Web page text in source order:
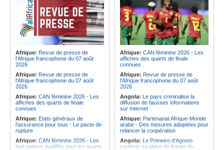
Afrique: Revue de presse de
l'Afrique francophone du 07 août
2026
Afrique: Revue de presse de
l'Afrique francophone du 07 août
2026
Afrique: CAN féminine 2026 - Les
affiches des quarts de finale
connues
Afrique: Etats généraux de
l'assurance pour tous - Le pacte de
rupture
Afrique: CAN féminine 2026 - Les
huit nations qualifiés pour les quarts
Afrique: CAN féminine 2026 - Les
affiches des quarts de finale
connues
Afrique: Revue de presse de
l'Afrique francophone du 07 août
2026
Angola: Le pays criminalise la
diffusion de fausses informations
sur Internet
Afrique: Partenariat Afrique-Monde
arabe - Des mesures adoptées pour
relancer la coopération
Angola: Le Primeiro d'Agosto
conforte sa place de leader du